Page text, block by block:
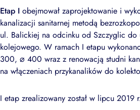
Etap I obejmował zaprojektowanie i
kanalizacji sanitarnej metodą
ul. Balickiej na odcinku od Szczyglic
kolejowego. W ramach I etapu
300, ⌀ 400 wraz z renowacją studni
na włączeniach przykanalików do
I etap zrealizowany został w lipcu 2019